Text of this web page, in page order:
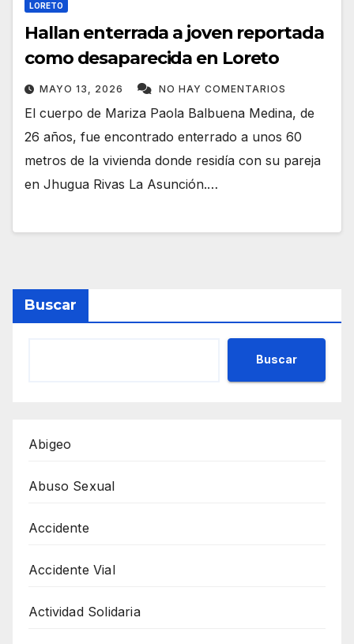
LORETO
Hallan enterrada a joven reportada
como desaparecida en Loreto
MAYO 13, 2026 NO HAY COMENTARIOS
El cuerpo de Mariza Paola Balbuena Medina, de
26 años, fue encontrado enterrado a unos 60
metros de la vivienda donde residía con su pareja
en Jhugua Rivas La Asunción.…
Buscar
Buscar
Abigeo
Abuso Sexual
Accidente
Accidente Vial
Actividad Solidaria